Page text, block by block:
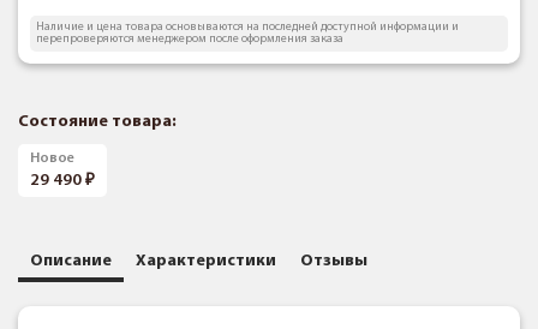
Наличие и цена товара основываются на последней доступной информации и
перепроверяются менеджером после оформления заказа
Состояние товара:
Новое
29 490
Описание Характеристики Отзывы